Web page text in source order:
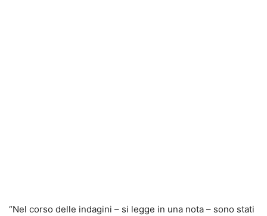
“Nel corso delle indagini – si legge in una nota – sono stati